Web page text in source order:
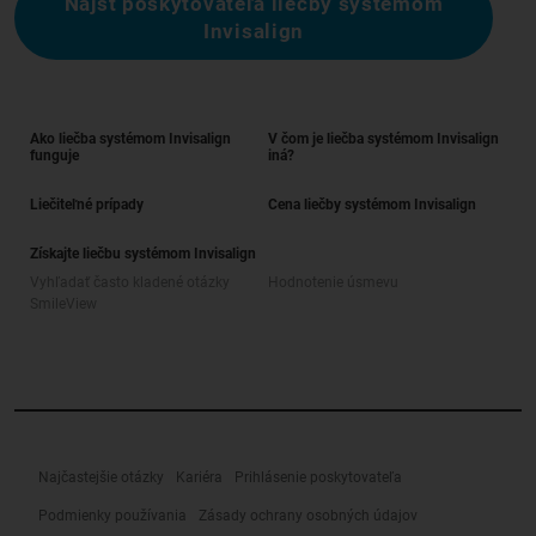
Invisalign
Ako liečba systémom Invisalign
funguje
V čom je liečba systémom Invisalign
iná?
Liečiteľné prípady Cena liečby systémom Invisalign
Získajte liečbu systémom Invisalign
Najčastejšie otázky Kariéra Prihlásenie poskytovateľa
Podmienky používania Zásady ochrany osobných údajov